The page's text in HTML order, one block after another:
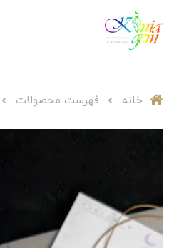
خانه فهرست محصولات